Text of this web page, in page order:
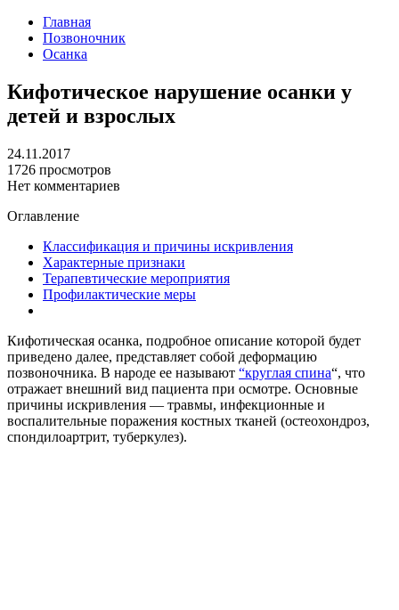
Главная
Позвоночник
Осанка
Кифотическое нарушение осанки у
детей и взрослых
24.11.2017
1726 просмотров
Нет комментариев
Оглавление
Классификация и причины искривления
Характерные признаки
Терапевтические мероприятия
Профилактические меры
Кифотическая осанка, подробное описание которой будет
приведено далее, представляет собой деформацию
позвоночника. В народе ее называют “круглая спина“, что
отражает внешний вид пациента при осмотре. Основные
причины искривления — травмы, инфекционные и
воспалительные поражения костных тканей (остеохондроз,
спондилоартрит, туберкулез).